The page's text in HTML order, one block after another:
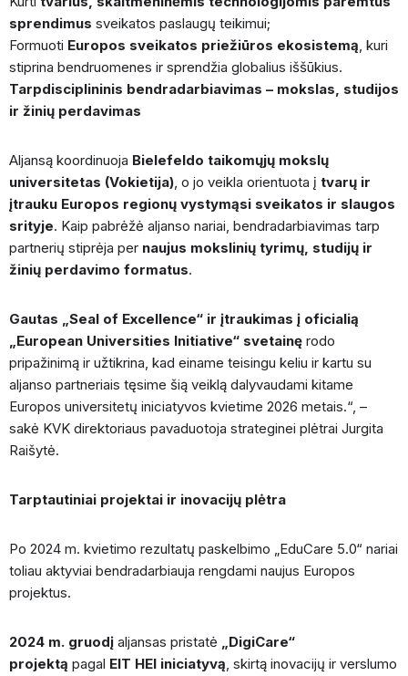
sprendimus sveikatos paslaugų teikimui;
Formuoti Europos sveikatos priežiūros ekosistemą, kuri
stiprina bendruomenes ir sprendžia globalius iššūkius.
Tarpdisciplininis bendradarbiavimas – mokslas, studijos
ir žinių perdavimas
Aljansą koordinuoja Bielefeldo taikomųjų mokslų
universitetas (Vokietija), o jo veikla orientuota į tvarų ir
įtrauku Europos regionų vystymąsi sveikatos ir slaugos
srityje. Kaip pabrėžė aljanso nariai, bendradarbiavimas tarp
partnerių stiprėja per naujus mokslinių tyrimų, studijų ir
žinių perdavimo formatus.
Gautas „Seal of Excellence“ ir įtraukimas į oficialią
„European Universities Initiative“ svetainę rodo
pripažinimą ir užtikrina, kad einame teisingu keliu ir kartu su
aljanso partneriais tęsime šią veiklą dalyvaudami kitame
Europos universitetų iniciatyvos kvietime 2026 metais.“, –
sakė KVK direktoriaus pavaduotoja strateginei plėtrai Jurgita
Raišytė.
Tarptautiniai projektai ir inovacijų plėtra
Po 2024 m. kvietimo rezultatų paskelbimo „EduCare 5.0“ nariai
toliau aktyviai bendradarbiauja rengdami naujus Europos
projektus.
2024 m. gruodį aljansas pristatė „DigiCare“
projektą pagal EIT HEI iniciatyvą, skirtą inovacijų ir verslumo